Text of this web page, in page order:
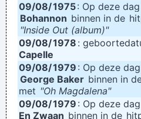
09/08/1975: Op deze
Bohannon binnen in de
"Inside Out (album)"
09/08/1978 :
Capelle
09/08/1979 : Op deze
George Baker binnen in
met "Oh Magdalena"
09/08/1979 : Op deze
En Zwaan binnen in de